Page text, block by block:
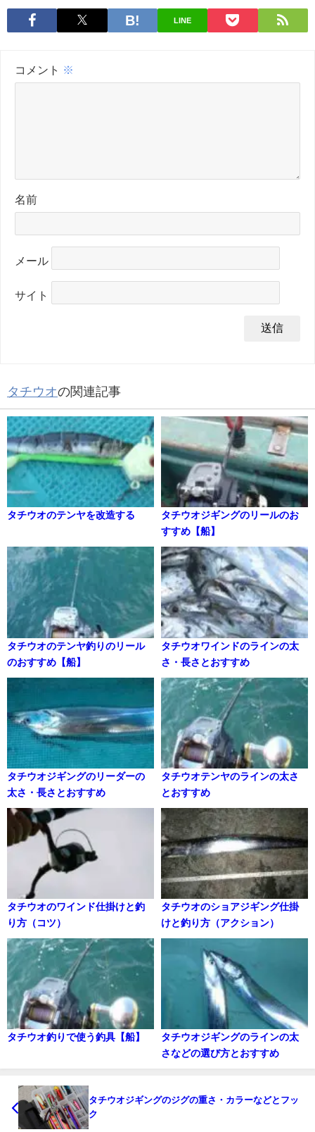
LINE
コメント ※
名前
メール
サイト
タチウオの関連記事
タチウオのテンヤを改造する
タチウオジギングのリールのお
すすめ【船】
タチウオのテンヤ釣りのリール
のおすすめ【船】
タチウオワインドのラインの太
さ・長さとおすすめ
タチウオジギングのリーダーの
太さ・長さとおすすめ
タチウオテンヤのラインの太さ
とおすすめ
タチウオのワインド仕掛けと釣
り方（コツ）
タチウオのショアジギング仕掛
けと釣り方（アクション）
タチウオ釣りで使う釣具【船】
タチウオジギングのラインの太
さなどの選び方とおすすめ
タチウオジギングのジグの重さ・カラーなどとフッ
ク